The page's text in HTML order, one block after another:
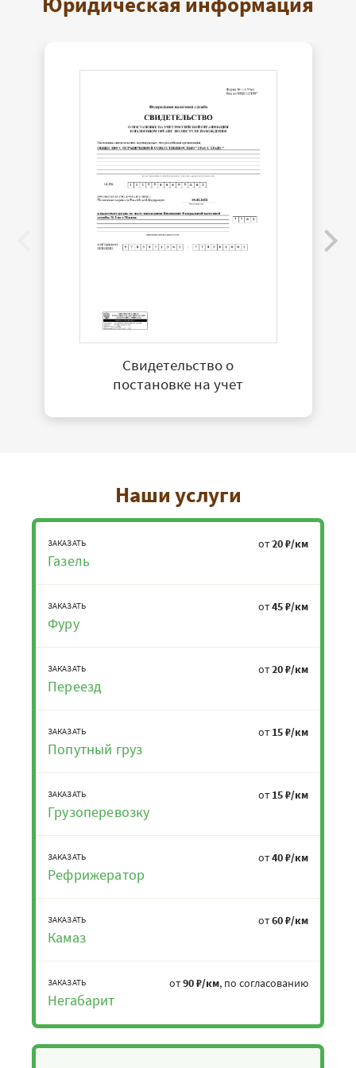
Свидетельство о
постановке на учет
Наши услуги
ЗАКАЗАТЬ
Газель
от20 ₽/км
ЗАКАЗАТЬ
Фуру
от45 ₽/км
ЗАКАЗАТЬ
Переезд
от20 ₽/км
ЗАКАЗАТЬ
Попутный груз
от 15 ₽/км
ЗАКАЗАТЬ
Грузоперевозку
от 15 ₽/км
ЗАКАЗАТЬ
Рефрижератор
от40 ₽/км
ЗАКАЗАТЬ
Камаз
от60 ₽/км
ЗАКАЗАТЬ
Негабарит
от90 ₽/км, по согласованию